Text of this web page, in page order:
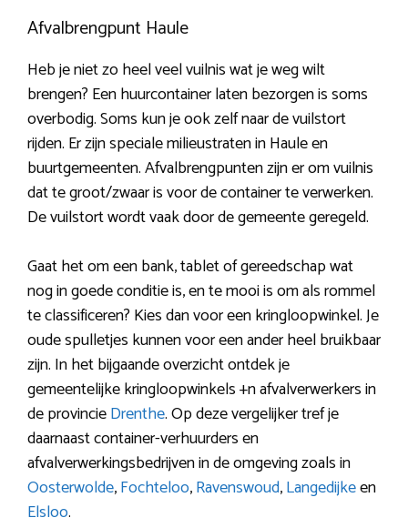
Afvalbrengpunt Haule
Heb je niet zo heel veel vuilnis wat je weg wilt
brengen? Een huurcontainer laten bezorgen is soms
overbodig. Soms kun je ook zelf naar de vuilstort
rijden. Er zijn speciale milieustraten in Haule en
buurtgemeenten. Afvalbrengpunten zijn er om vuilnis
dat te groot/zwaar is voor de container te verwerken.
De vuilstort wordt vaak door de gemeente geregeld.
Gaat het om een bank, tablet of gereedschap wat
nog in goede conditie is, en te mooi is om als rommel
te classificeren? Kies dan voor een kringloopwinkel. Je
oude spulletjes kunnen voor een ander heel bruikbaar
zijn. In het bijgaande overzicht ontdek je
gemeentelijke kringloopwinkels +n afvalverwerkers in
de provincieDrenthe. Op deze vergelijker tref je
daarnaast container-verhuurders en
afvalverwerkingsbedrijven in de omgeving zoals in
Oosterwolde,Fochteloo,Ravenswoud,Langedijkeen
Elsloo.